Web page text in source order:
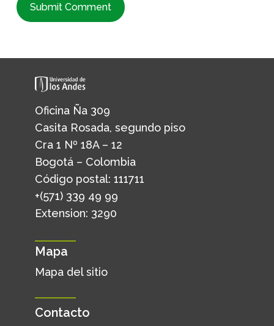
Oficina Ña 309
Casita Rosada, segundo piso
Cra 1 Nº 18A – 12
Bogotá – Colombia
Código postal: 111711
+(571) 339 49 99
Extension: 3290
Mapa
Mapa del sitio
Contacto